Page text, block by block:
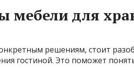
мебели для
решениям, стоит
гостиной. Это поможет